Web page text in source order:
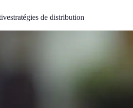
stratégies de distribution